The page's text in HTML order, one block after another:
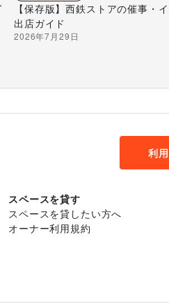
【保存版】西鉄ストアの催事・
出店ガイド
2026年7月29日
利
スペースを貸す
スペースを貸したい方へ
オーナー利用規約